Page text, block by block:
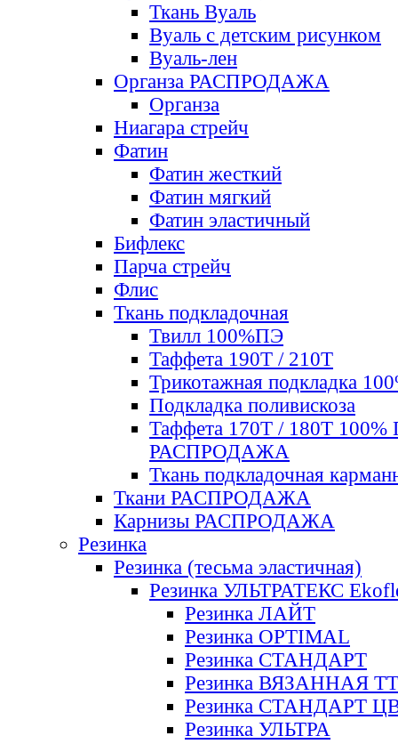
Ткань Вуаль
Вуаль с детским рисунком
Вуаль-лен
Органза РАСПРОДАЖА
Органза
Ниагара стрейч
Фатин
Фатин жесткий
Фатин мягкий
Фатин элаcтичный
Бифлекс
Парча стрейч
Флис
Ткань подкладочная
Твилл 100%ПЭ
Таффета 190Т / 210Т
Трикотажная подкладка
Подкладка поливискоза
Таффета 170Т / 180Т 100%
РАСПРОДАЖА
Ткань подкладочная
Ткани РАСПРОДАЖА
Карнизы РАСПРОДАЖА
Резинка
Резинка (тесьма эластичная)
Резинка УЛЬТРАТЕКС
Резинка ЛАЙТ
Резинка OPTIMAL
Резинка СТАНДАРТ
Резинка ВЯЗАННАЯ ТТ
Резинка СТАНДАРТ
Резинка УЛЬТРА